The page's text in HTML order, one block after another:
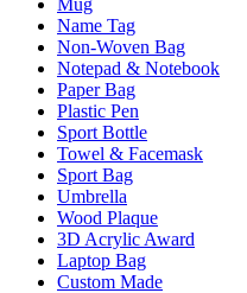
Mug
Name Tag
Non-Woven Bag
Notepad & Notebook
Paper Bag
Plastic Pen
Sport Bottle
Towel & Facemask
Sport Bag
Umbrella
Wood Plaque
3D Acrylic Award
Laptop Bag
Custom Made